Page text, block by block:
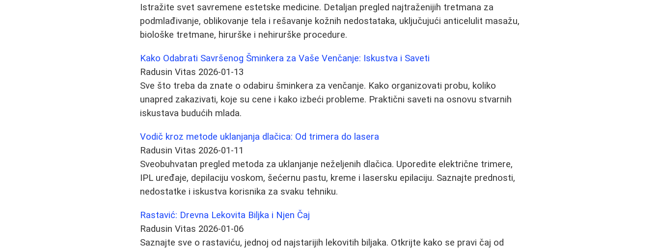
Istražite svet savremene estetske medicine. Detaljan pregled najtraženijih tretmana za
podmlađivanje, oblikovanje tela i rešavanje kožnih nedostataka, uključujući anticelulit masažu,
biološke tretmane, hirurške i nehirurške procedure.
Kako Odabrati Savršenog Šminkera za Vaše Venčanje: Iskustva i Saveti
Radusin Vitas 2026-01-13
Sve što treba da znate o odabiru šminkera za venčanje. Kako organizovati probu, koliko
unapred zakazivati, koje su cene i kako izbeći probleme. Praktični saveti na osnovu stvarnih
iskustava budućih mlada.
Vodič kroz metode uklanjanja dlačica: Od trimera do lasera
Radusin Vitas 2026-01-11
Sveobuhvatan pregled metoda za uklanjanje neželjenih dlačica. Uporedite električne trimere,
IPL uređaje, depilaciju voskom, šećernu pastu, kreme i lasersku epilaciju. Saznajte prednosti,
nedostatke i iskustva korisnika za svaku tehniku.
Rastavić: Drevna Lekovita Biljka i Njen Čaj
Radusin Vitas 2026-01-06
Saznajte sve o rastaviću, jednoj od najstarijih lekovitih biljaka. Otkrijte kako se pravi čaj od